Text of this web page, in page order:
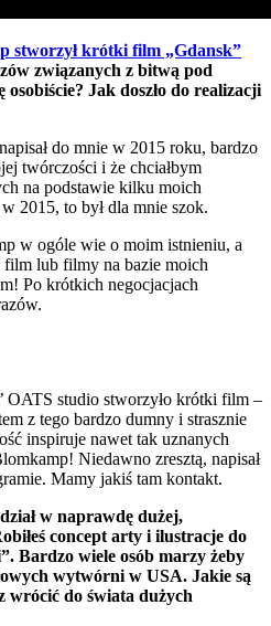
stworzył krótki film „Gdansk”
związanych z bitwą pod
Jak doszło do realizacji
do mnie w 2015 roku, bardzo
twórczości i że chciałbym
na podstawie kilku moich
2015, to był dla mnie szok.
w ogóle wie o moim istnieniu, a
film lub filmy na bazie moich
Po krótkich negocjacjach
OATS studio stworzyło krótki film –
z tego bardzo dumny i strasznie
inspiruje nawet tak uznanych
Niedawno zresztą, napisał
Mamy jakiś tam kontakt.
w naprawdę dużej,
concept arty i ilustracje do
Bardzo wiele osób marzy żeby
wytwórni w USA. Jakie są
wrócić do świata dużych